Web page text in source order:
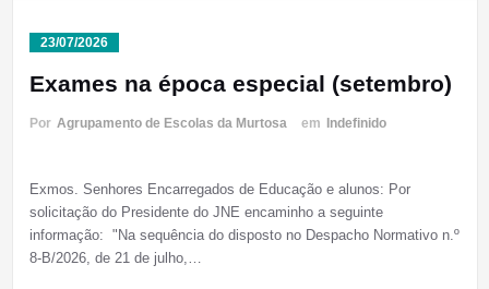
23/07/2026
Exames na época especial (setembro)
Por Agrupamento de Escolas da Murtosa em Indefinido
Exmos. Senhores Encarregados de Educação e alunos: Por
solicitação do Presidente do JNE encaminho a seguinte
informação: "Na sequência do disposto no Despacho Normativo n.º
8-B/2026, de 21 de julho,…